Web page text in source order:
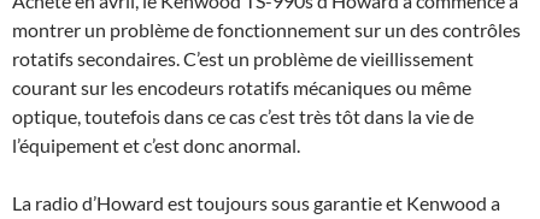
montrer un problème de fonctionnement sur un des contrôles
rotatifs secondaires. C’est un problème de vieillissement
courant sur les encodeurs rotatifs mécaniques ou même
optique, toutefois dans ce cas c’est très tôt dans la vie de
l’équipement et c’est donc anormal.
La radio d’Howard est toujours sous garantie et Kenwood a